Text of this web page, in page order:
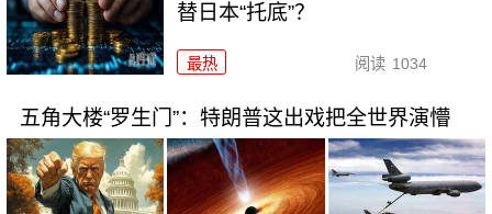
替日本“托底”？
最热 阅读 1034
五角大楼“罗生门”：特朗普这出戏把全世界演懵